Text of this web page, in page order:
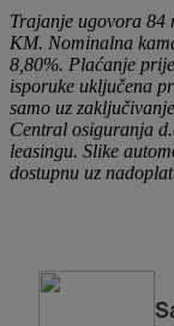
Trajanje ugovora 84
KM. Nominalna
8,80%. Plaćanje
isporuke uključena
samo uz
Central osiguranja
leasingu. Slike
dostupnu uz